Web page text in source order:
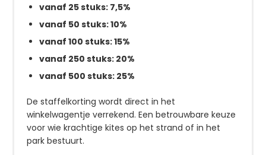
vanaf 25 stuks: 7,5%
vanaf 50 stuks: 10%
vanaf 100 stuks: 15%
vanaf 250 stuks: 20%
vanaf 500 stuks: 25%
De staffelkorting wordt direct in het
winkelwagentje verrekend. Een betrouwbare keuze
voor wie krachtige kites op het strand of in het
park bestuurt.